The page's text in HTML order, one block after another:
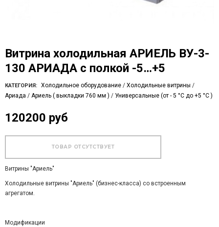
Витрина холодильная AРИЕЛЬ ВУ-3-
130 АРИАДА с полкой -5…+5
КАТЕГОРИЯ: Холодильное оборудование / Холодильные витрины /
Ариада / Ариель ( выкладки 760 мм ) / Универсальные (от - 5 °C до +5 °C )
120200 руб
Витрины "Ариель"
Холодильные витрины "Ариель" (бизнес-класса) со встроенным
агрегатом.
Модификации